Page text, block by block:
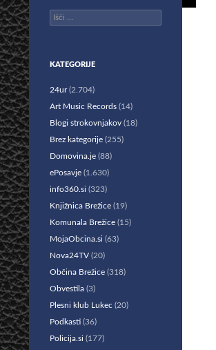
Išči:
KATEGORIJE
24ur(2.704)
Art Music Records (14)
Blogi strokovnjakov (18)
Brez kategorije (255)
Domovina.je (88)
ePosavje (1.630)
info360.si (323)
Knjižnica Brežice (19)
Komunala Brežice (15)
MojaObcina.si (63)
Nova24TV (20)
Občina Brežice (318)
Obvestila (3)
Plesni klub Lukec (20)
Podkasti (36)
Policija.si (177)